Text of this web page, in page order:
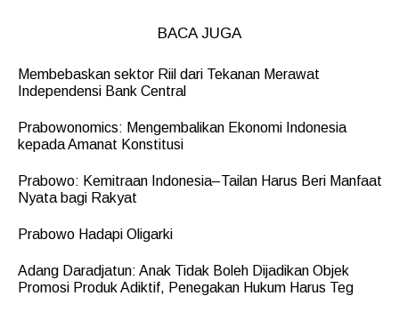
BACA JUGA
Membebaskan sektor Riil dari Tekanan Merawat
Independensi Bank Central
Prabowonomics: Mengembalikan Ekonomi Indonesia
kepada Amanat Konstitusi
Prabowo: Kemitraan Indonesia–Tailan Harus Beri Manfaat
Nyata bagi Rakyat
Prabowo Hadapi Oligarki
Adang Daradjatun: Anak Tidak Boleh Dijadikan Objek
Promosi Produk Adiktif, Penegakan Hukum Harus Teg